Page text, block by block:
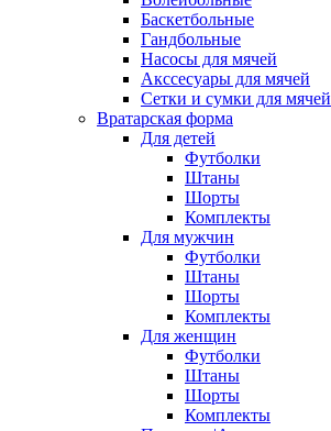
Баскетбольные
Гандбольные
Насосы для мячей
Акссесуары для мячей
Сетки и сумки для мячей
Вратарская форма
Для детей
Футболки
Штаны
Шорты
Комплекты
Для мужчин
Футболки
Штаны
Шорты
Комплекты
Для женщин
Футболки
Штаны
Шорты
Комплекты